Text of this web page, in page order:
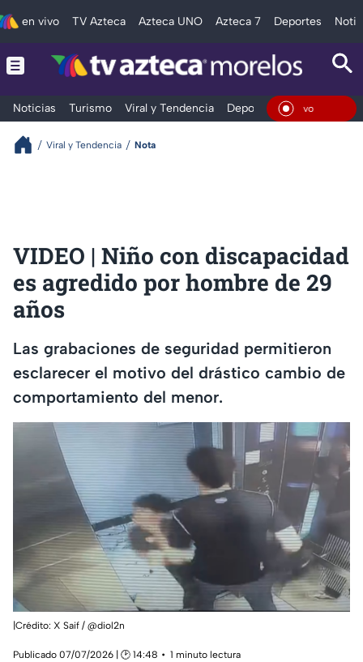
en vivo TV Azteca Azteca UNO Azteca 7 Deportes
Noticias Turismo Viral y Tendencia Deportes Espectáculos
En
Viral y Tendencia Nota
VIDEO | Niño con discapacidad
es agredido por hombre de 29
años
Las grabaciones de seguridad permitieron
esclarecer el motivo del drástico cambio de
comportamiento del menor.
|Crédito: X Saif / @diol2n
Publicado 07/07/2026 | 🕑 14:48
1 minuto lectura